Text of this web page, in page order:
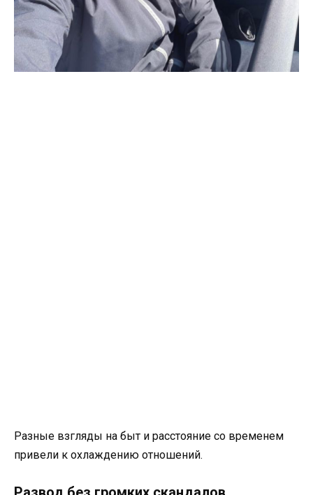
Разные взгляды на быт и расстояние со временем
привели к охлаждению отношений.